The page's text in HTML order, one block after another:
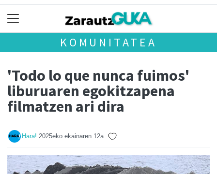
KOMUNITATEA
'Todo lo que nunca fuimos'
liburuaren egokitzapena
filmatzen ari dira
Hara! 2025eko ekainaren 12a